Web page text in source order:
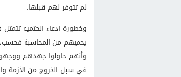
لم تتوفر لهم قبلها.
وخطورة ادعاء الحتمية تتمثل
يحميهم من المحاسبة فحسب،
وأنهم حاولوا جهدهم
في سبل الخروج من الأزمة